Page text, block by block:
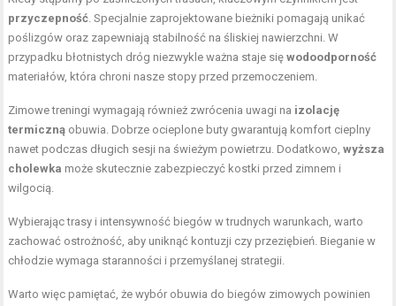
przyczepność. Specjalnie zaprojektowane bieżniki pomagają unikać
poślizgów oraz zapewniają stabilność na śliskiej nawierzchni. W
przypadku błotnistych dróg niezwykle ważna staje sięwodoodporność
materiałów, która chroni nasze stopy przed przemoczeniem.
Zimowe treningi wymagają również zwrócenia uwagi na izolację
termiczną obuwia. Dobrze ocieplone buty gwarantują komfort cieplny
nawet podczas długich sesji na świeżym powietrzu. Dodatkowo,wyższa
cholewka może skutecznie zabezpieczyć kostki przed zimnem i
wilgocią.
Wybierając trasy i intensywność biegów w trudnych warunkach, warto
zachować ostrożność, aby uniknąć kontuzji czy przeziębień. Bieganie w
chłodzie wymaga staranności i przemyślanej strategii.
Warto więc pamiętać, że wybór obuwia do biegów zimowych powinien